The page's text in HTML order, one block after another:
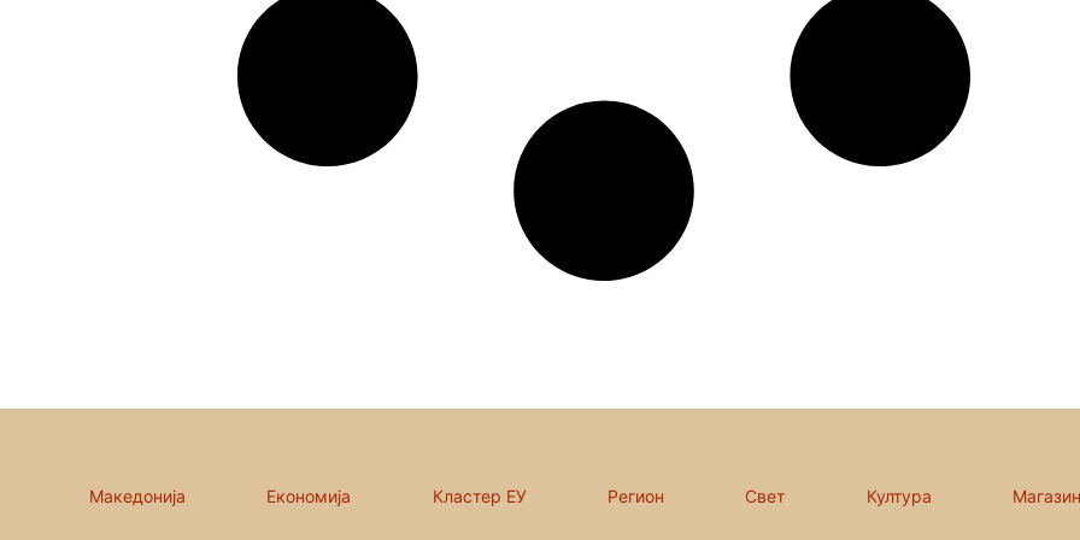
Македонија Економија Кластер ЕУ Регион Свет Култура Магазин